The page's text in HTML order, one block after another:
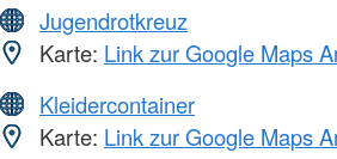
Jugendrotkreuz
Karte: Link zur Google Maps
Kleidercontainer
Karte: Link zur Google Maps